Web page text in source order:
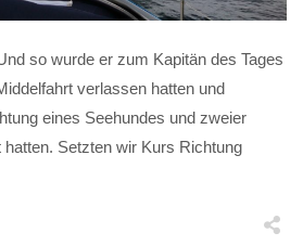
so wurde er zum Kapitän des Tages
verlassen hatten und
eines Seehundes und zweier
Setzten wir Kurs Richtung